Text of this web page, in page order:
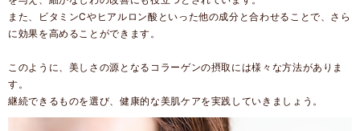
また、ビタミンCやヒアルロン酸といった他の成分と合わせることで、さら
に効果を高めることができます。
このように、美しさの源となるコラーゲンの摂取には様々な方法がありま
す。
継続できるものを選び、健康的な美肌ケアを実践していきましょう。